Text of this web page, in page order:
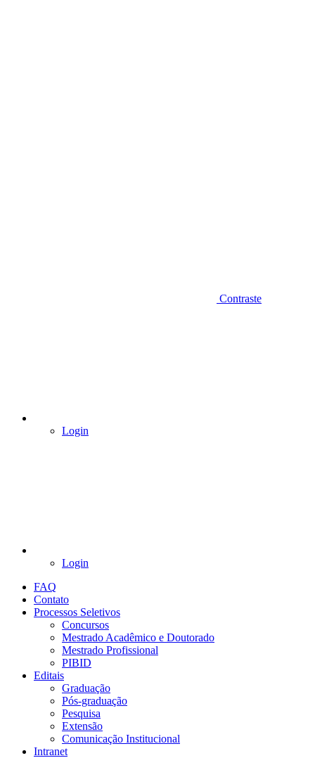
Contraste
Login
Login
FAQ
Contato
Processos Seletivos
Concursos
Mestrado Acadêmico e Doutorado
Mestrado Profissional
PIBID
Editais
Graduação
Pós-graduação
Pesquisa
Extensão
Comunicação Institucional
Intranet